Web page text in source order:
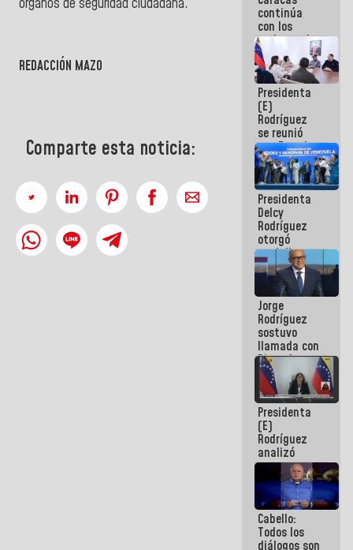
REDACCIÓN MAZO
Comparte esta noticia:
continúa
con los
trabajos de
mantenimiento
e inspección
en la Línea 2
Presidenta
(E)
Rodríguez
se reunió
con Estado
Mayor
Eléctrico
para
abordar
planes de
acción
Presidenta
Delcy
Rodríguez
otorgó
medalla
"Héroe de
Venezuela"
a servidores
públicos
Jorge
Rodríguez
sostuvo
llamada con
Dinorah
Figuera y
acuerdan
primer
encuentro
presencial
para el
diálogo
Presidenta
(E)
Rodríguez
analizó
junto a
gobernadores
planes de
recuperación
del Sistema
Eléctrico
Cabello:
Todos los
diálogos son